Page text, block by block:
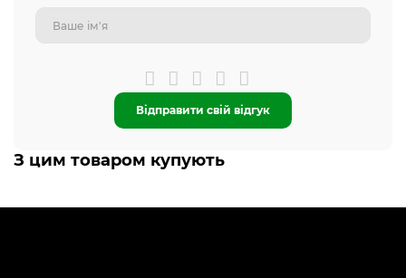
Відправити свій відгук
З цим товаром купують